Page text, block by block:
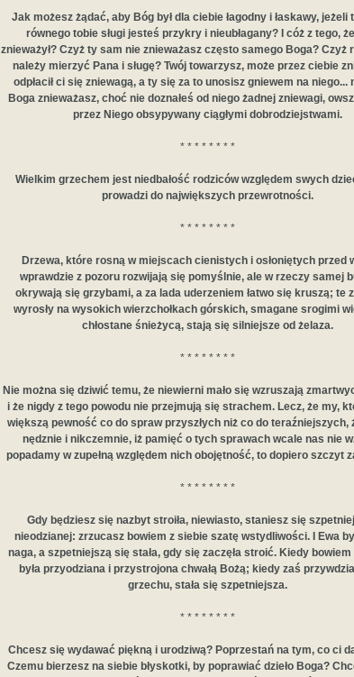
Jak możesz żądać, aby Bóg był dla ciebie łagodny i łaskawy, jeżeli
równego tobie sługi jesteś przykry i nieubłagany? I cóż z tego,
znieważył? Czyż ty sam nie znieważasz często samego Boga? Czyż
należy mierzyć Pana i sługę? Twój towarzysz, może przez ciebie
odpłacił ci się zniewagą, a ty się za to unosisz gniewem na niego...
Boga znieważasz, choć nie doznałeś od niego żadnej zniewagi,
przez Niego obsypywany ciągłymi dobrodziejstwami.
* * * * * * * *
Wielkim grzechem jest niedbałość rodziców względem swych
prowadzi do największych przewrotności.
* * * * * * * *
Drzewa, które rosną w miejscach cienistych i osłoniętych przed
wprawdzie z pozoru rozwijają się pomyślnie, ale w rzeczy samej
okrywają się grzybami, a za lada uderzeniem łatwo się kruszą; te
wyrosły na wysokich wierzchołkach górskich, smagane srogimi
chłostane śnieżycą, stają się silniejsze od żelaza.
* * * * * * * *
Nie można się dziwić temu, że niewierni mało się wzruszają
i że nigdy z tego powodu nie przejmują się strachem. Lecz, że my,
większą pewność co do spraw przyszłych niż co do teraźniejszych,
nędznie i nikczemnie, iż pamięć o tych sprawach wcale nas nie
popadamy w zupełną względem nich obojętność, to dopiero szczyt
* * * * * * * *
Gdy będziesz się nazbyt stroiła, niewiasto, staniesz się
nieodzianej: zrzucasz bowiem z siebie szatę wstydliwości. I Ewa
naga, a szpetniejszą się stała, gdy się zaczęła stroić. Kiedy bowiem
była przyodziana i przystrojona chwałą Bożą; kiedy zaś
grzechu, stała się szpetniejsza.
* * * * * * * *
Chcesz się wydawać piękną i urodziwą? Poprzestań na tym, co ci
Czemu bierzesz na siebie błyskotki, by poprawiać dzieło Boga?